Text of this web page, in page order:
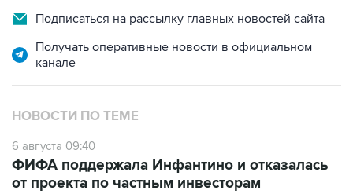
Подписаться на рассылку главных новостей сайта
Получать оперативные новости в официальном
канале
НОВОСТИ ПО ТЕМЕ
6 августа 09:40
ФИФА поддержала Инфантино и отказалась
от проекта по частным инвесторам